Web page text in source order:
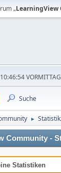
„
VORMITTAG
Suche
►
Community -
Statistiken